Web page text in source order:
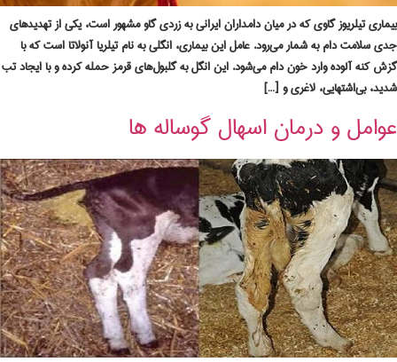
بیماری تیلریوز گاوی که در میان دامداران ایرانی به زردی گاو مشهور است، یکی از تهدیدهای
جدی سلامت دام به شمار می‌رود. عامل این بیماری، انگلی به نام تیلریا آنولاتا است که با
گزش کنه آلوده وارد خون دام می‌شود. این انگل به گلبول‌های قرمز حمله کرده و با ایجاد تب
شدید، بی‌اشتهایی، لاغری و […]
عوامل و درمان اسهال گوساله ها